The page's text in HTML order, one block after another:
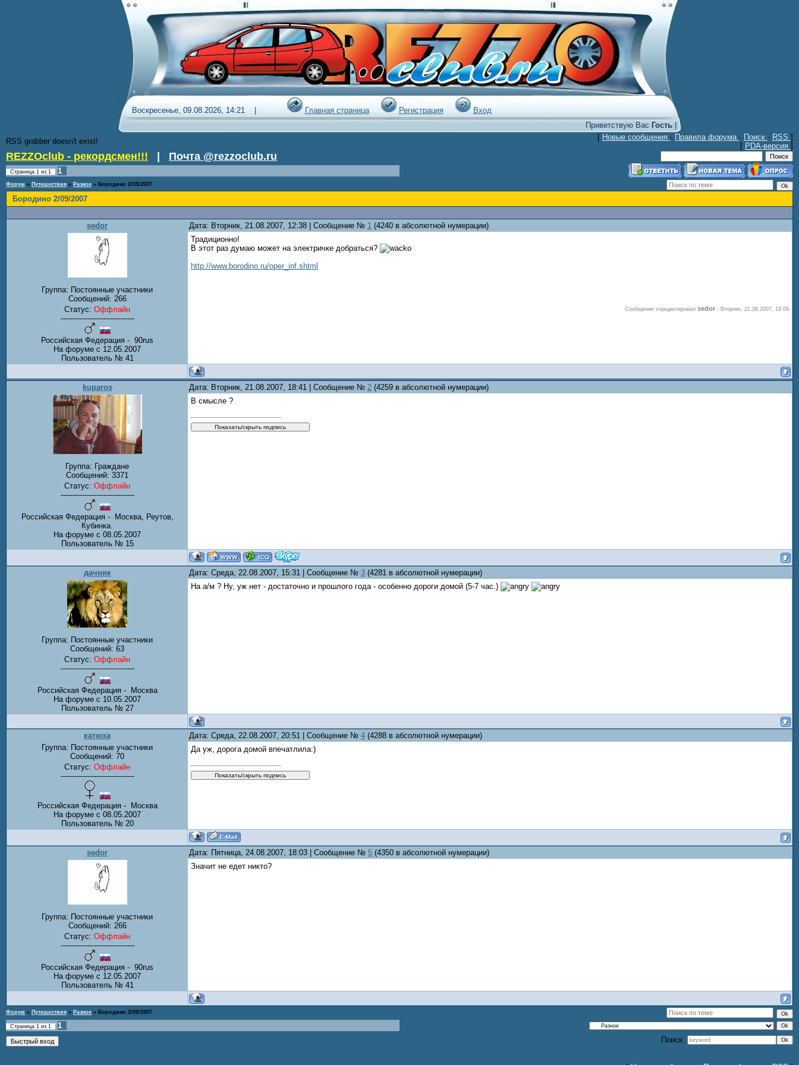
Воскресенье, 09.08.2026, 14:21 | Главная страница Регистрация
Вход
Приветствую Вас Гость|
RSS grabber doesn't exist!
[ Новые сообщения · Правила форума · Поиск · RSS ]
[ PDA-версия ]
REZZOclub - рекордсмен!!! Почта @rezzoclub.ru
Страница 1 из 1 1
Форум » Путешествия » Разное » Бородино 2/09/2007
Бородино 2/09/2007
sedor Дата: Вторник, 21.08.2007, 12:38 | Сообщение № 1 (4240 в абсолютной нумерации)
Группа: Постоянные участники
Сообщений: 266
Статус: Оффлайн
-------------------------------
Российская Федерация - 90rus
На форуме с 12.05.2007
Пользователь № 41
Традиционно!
В этот раз думаю может на электричке добраться?
http://www.borodino.ru/oper_inf.shtml
Сообщение отредактировал sedor - Вторник, 21.08.2007, 19:09
kuparos Дата: Вторник, 21.08.2007, 18:41 | Сообщение № 2 (4259 в абсолютной нумерации)
Группа: Граждане
Сообщений: 3371
Статус: Оффлайн
-------------------------------
Российская Федерация - Москва, Реутов,
Кубинка.
На форуме с 08.05.2007
Пользователь № 15
В смысле ?
дачник Дата: Среда, 22.08.2007, 15:31 | Сообщение № 3 (4281 в абсолютной нумерации)
Группа: Постоянные участники
Сообщений: 63
Статус: Оффлайн
-------------------------------
Российская Федерация - Москва
На форуме с 10.05.2007
Пользователь № 27
На а/м ? Ну, уж нет - достаточно и прошлого года - особенно дороги домой (5-7 час.)
катюха Дата: Среда, 22.08.2007, 20:51 | Сообщение № 4 (4288 в абсолютной нумерации)
Группа: Постоянные участники
Сообщений: 70
Статус: Оффлайн
-------------------------------
Российская Федерация - Москва
На форуме с 08.05.2007
Пользователь № 20
Да уж, дорога домой впечатлила:)
sedor Дата: Пятница, 24.08.2007, 18:03 | Сообщение № 5 (4350 в абсолютной нумерации)
Группа: Постоянные участники
Сообщений: 266
Статус: Оффлайн
-------------------------------
Российская Федерация - 90rus
На форуме с 12.05.2007
Пользователь № 41
Значит не едет никто?
Форум » Путешествия » Разное » Бородино 2/09/2007
Страница 1 из 1
1
Поиск: